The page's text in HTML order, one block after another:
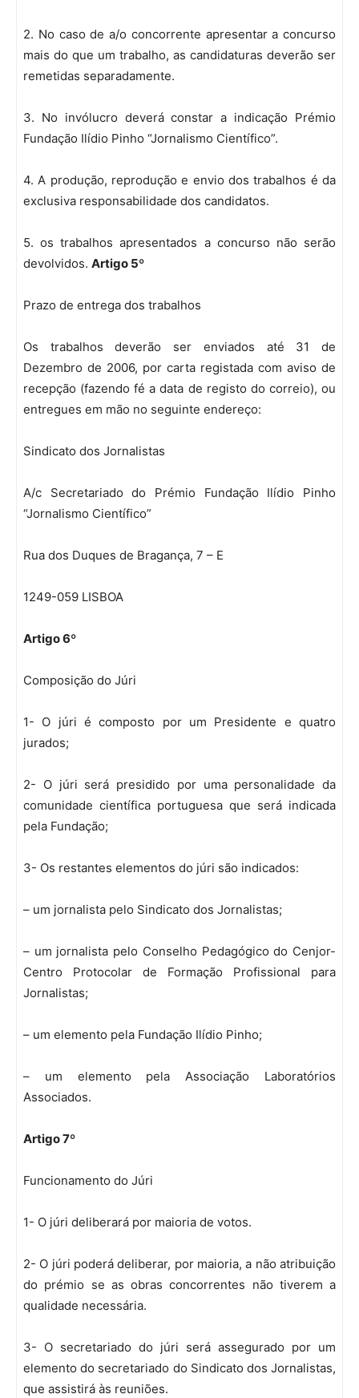
2. No caso de a/o concorrente apresentar a concurso
mais do que um trabalho, as candidaturas deverão ser
remetidas separadamente.
3. No invólucro deverá constar a indicação Prémio
Fundação Ilídio Pinho “Jornalismo Científico”.
4. A produção, reprodução e envio dos trabalhos é da
exclusiva responsabilidade dos candidatos.
5. os trabalhos apresentados a concurso não serão
devolvidos. Artigo 5º
Prazo de entrega dos trabalhos
Os trabalhos deverão ser enviados até 31 de
Dezembro de 2006, por carta registada com aviso de
recepção (fazendo fé a data de registo do correio), ou
entregues em mão no seguinte endereço:
Sindicato dos Jornalistas
A/c Secretariado do Prémio Fundação Ilídio Pinho
“Jornalismo Científico”
Rua dos Duques de Bragança, 7 – E
1249-059 LISBOA
Artigo 6º
Composição do Júri
1- O júri é composto por um Presidente e quatro
jurados;
2- O júri será presidido por uma personalidade da
comunidade científica portuguesa que será indicada
pela Fundação;
3- Os restantes elementos do júri são indicados:
– um jornalista pelo Sindicato dos Jornalistas;
– um jornalista pelo Conselho Pedagógico do Cenjor-
Centro Protocolar de Formação Profissional para
Jornalistas;
– um elemento pela Fundação Ilídio Pinho;
– um elemento pela Associação Laboratórios
Associados.
Artigo 7º
Funcionamento do Júri
1- O júri deliberará por maioria de votos.
2- O júri poderá deliberar, por maioria, a não atribuição
do prémio se as obras concorrentes não tiverem a
qualidade necessária.
3- O secretariado do júri será assegurado por um
elemento do secretariado do Sindicato dos Jornalistas,
que assistirá às reuniões.